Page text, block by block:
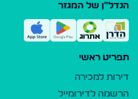
הנדל"ן של המגזר
תפריט ראשי
דירות למכירה
הרשמה לדירומייל